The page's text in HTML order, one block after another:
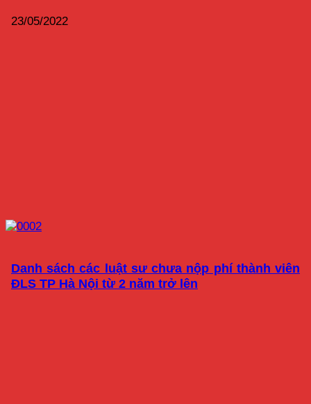
23/05/2022
Danh sách các luật sư chưa nộp phí thành viên
ĐLS TP Hà Nội từ 2 năm trở lên